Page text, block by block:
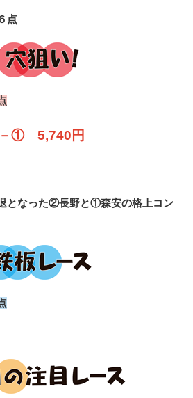
点
① 5,740円
となった②長野と①森安の格上コン